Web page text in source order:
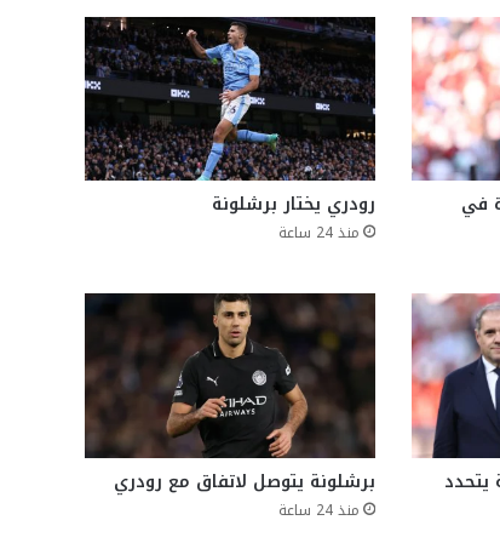
في رودري يختار برشلونة
منذ 24 ساعة
يتحدد برشلونة يتوصل لاتفاق مع رودري
منذ 24 ساعة